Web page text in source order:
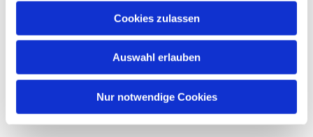
Cookies zulassen
Auswahl erlauben
Nur notwendige Cookies
Dies könnte Sie auch
interessieren